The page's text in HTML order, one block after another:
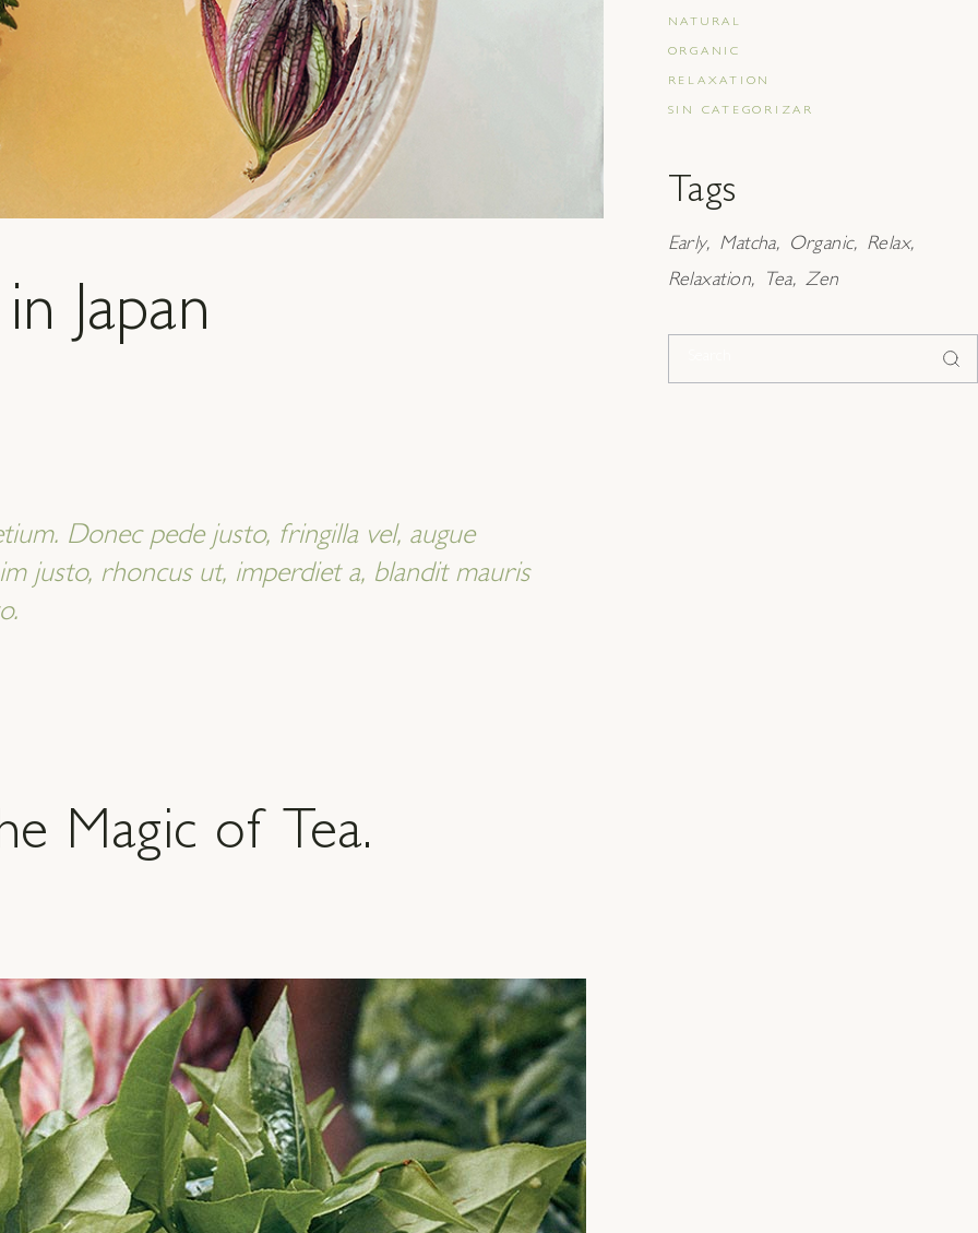
Japan
Donec pede justo, fringilla vel, augue
justo, rhoncus ut, imperdiet a, blandit mauris
Magic of Tea.
NATURAL
ORGANIC
RELAXATION
SIN CATEGORIZAR
Tags
Early Matcha Organic
Relax
Relaxation
Tea Zen